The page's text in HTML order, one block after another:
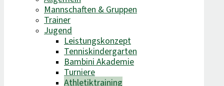
Mannschaften & Gruppen
Trainer
Jugend
Leistungskonzept
Tenniskindergarten
Bambini Akademie
Turniere
Athletiktraining